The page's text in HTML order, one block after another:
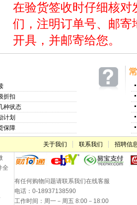
在验货签收时仔细核
们，注明订单号、邮
开具，并邮寄给您。
折扣
种状态
计划
保障
关于我们 联系我们
招聘信
全
有任何购物问题请联系我们在线客服
电话：0-18937138590
工作时间：周一－周五 8:00－18:00